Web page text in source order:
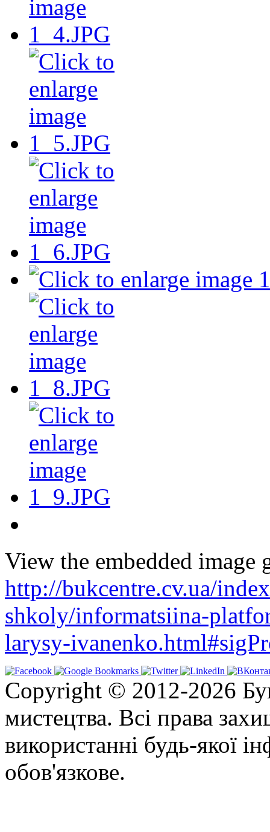
View the embedded image
http://bukcentre.cv.ua/
shkoly/informatsiina-
larysy-
Copyright © 2012-2026
мистецтва. Всі права
використанні будь-якої
обов'язкове.